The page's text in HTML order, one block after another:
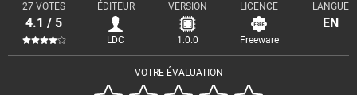
VOTRE ÉVALUATION
27 VOTES
4.1 / 5
ÉDITEUR
LDC
VERSION
1.0.0
LICENCE
Freeware
LANGUE
EN